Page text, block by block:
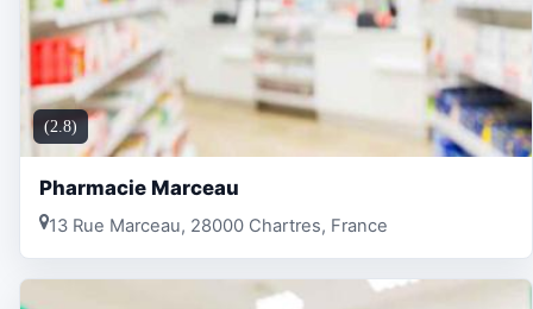
(2.8)
Pharmacie Marceau
13 Rue Marceau, 28000 Chartres, France